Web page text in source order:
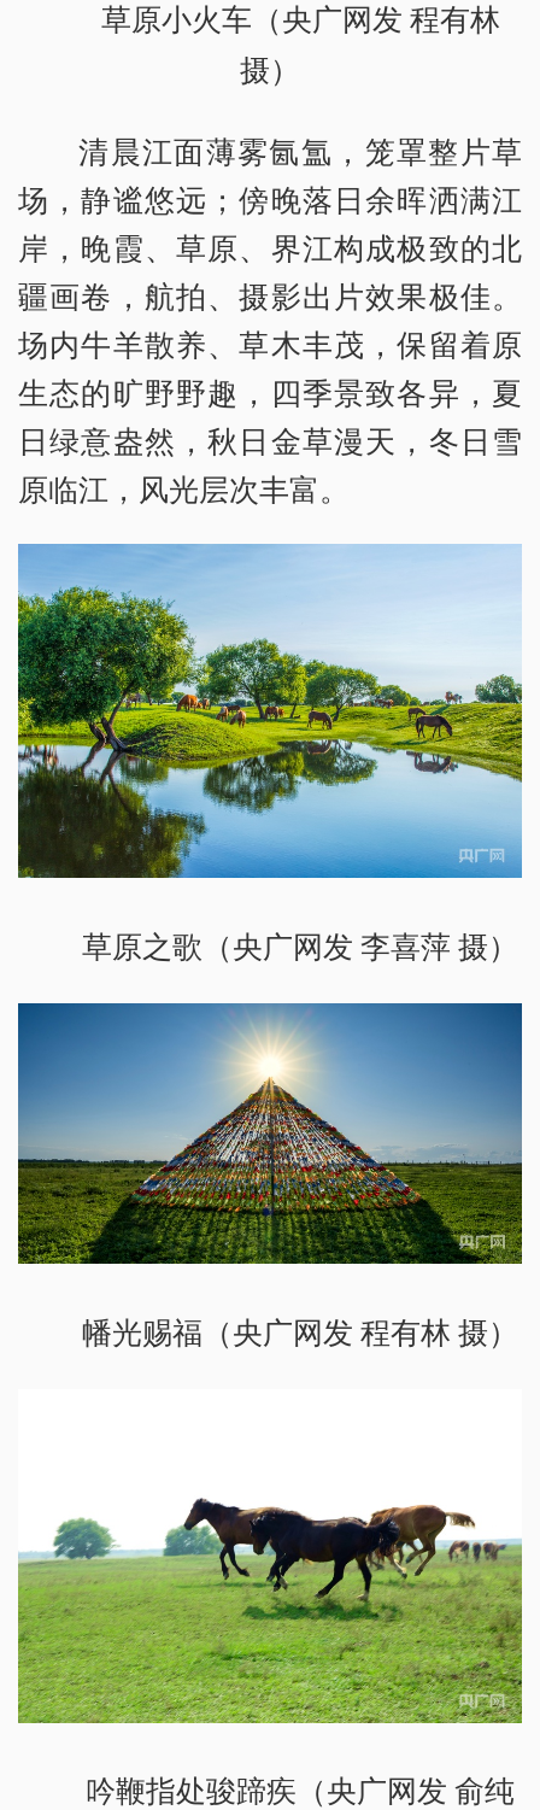
草原小火车（央广网发 程有林
摄）
清晨江面薄雾氤氲，笼罩整片草
场，静谧悠远；傍晚落日余晖洒满江
岸，晚霞、草原、界江构成极致的北
疆画卷，航拍、摄影出片效果极佳。
场内牛羊散养、草木丰茂，保留着原
生态的旷野野趣，四季景致各异，夏
日绿意盎然，秋日金草漫天，冬日雪
原临江，风光层次丰富。
草原之歌（央广网发 李喜萍 摄）
幡光赐福（央广网发 程有林 摄）
吟鞭指处骏蹄疾（央广网发 俞纯